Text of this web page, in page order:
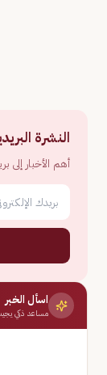
النشرة
أهم الأخبار إلى
اسأل الخبر
مساعد ذكي